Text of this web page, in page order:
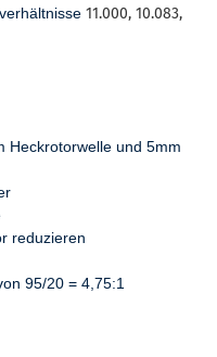
11.000, 10.083,
Heckrotorwelle und 5mm
reduzieren
95/20 = 4,75:1